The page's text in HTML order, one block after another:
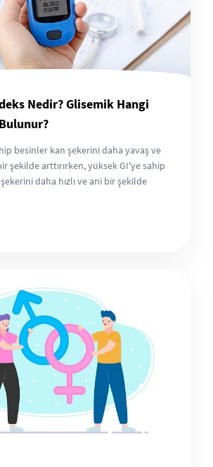
Nedir? Glisemik Hangi
besinler kan şekerini daha yavaş ve
şekilde arttırırken, yüksek GI'ye sahip
daha hızlı ve ani bir şekilde